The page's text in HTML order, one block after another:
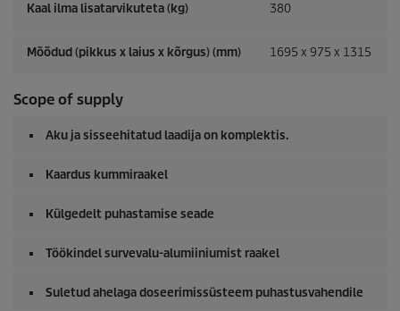
Kaal ilma lisatarvikuteta (kg) 380
Mõõdud (pikkus x laius x kõrgus) (mm) 1695 x 975 x 1315
Scope of supply
Aku ja sisseehitatud laadija on komplektis.
Kaardus kummiraakel
Külgedelt puhastamise seade
Töökindel survevalu-alumiiniumist raakel
Suletud ahelaga doseerimissüsteem puhastusvahendile